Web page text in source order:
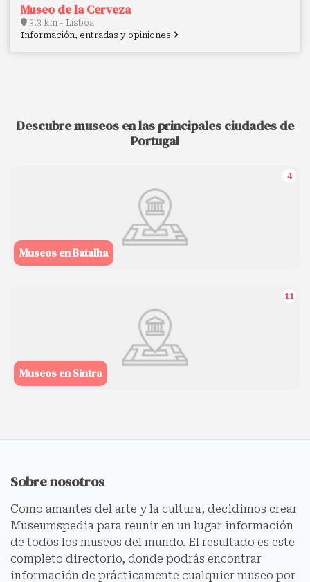
Museo de la Cerveza
3.3 km - Lisboa
Información, entradas y opiniones
Descubre museos en las principales ciudades de
Portugal
4
Museos en Batalha
11
Museos en Sintra
Sobre nosotros
Como amantes del arte y la cultura, decidimos crear
Museumspedia para reunir en un lugar información
de todos los museos del mundo. El resultado es este
completo directorio, donde podrás encontrar
información de prácticamente cualquier museo por